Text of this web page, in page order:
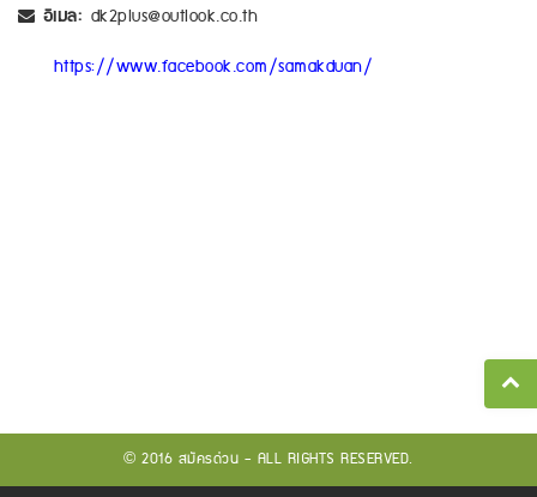
อีเมล: dk2plus@outlook.co.th
https://www.facebook.com/samakduan/
© 2016 สมัครด่วน - ALL RIGHTS RESERVED.